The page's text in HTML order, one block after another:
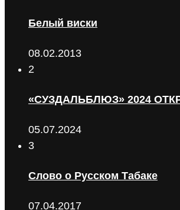
Белый виски
08.02.2013
2
«СУЗДАЛЬБЛЮЗ» 2024
05.07.2024
3
Слово о Русском Табаке
07.04.2017